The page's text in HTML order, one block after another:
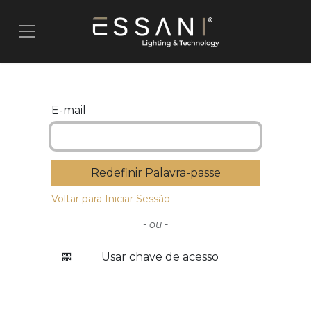
E-mail
Redefinir Palavra-passe
Voltar para Iniciar Sessão
- ou -
Usar chave de acesso